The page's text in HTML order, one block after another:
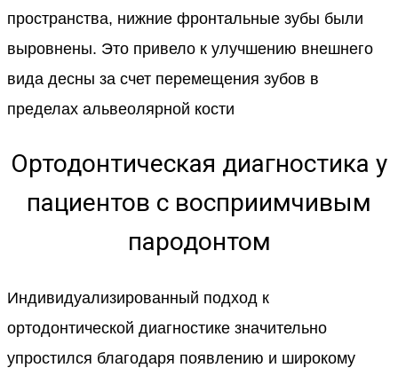
пространства, нижние фронтальные зубы были
выровнены. Это привело к улучшению внешнего
вида десны за счет перемещения зубов в
пределах альвеолярной кости
Ортодонтическая диагностика у
пациентов с восприимчивым
пародонтом
Индивидуализированный подход к
ортодонтической диагностике значительно
упростился благодаря появлению и широкому